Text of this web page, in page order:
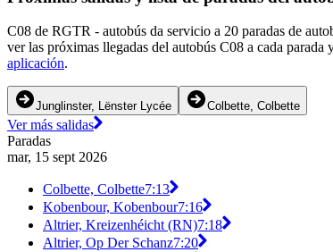
C08 de RGTR - autobús da servicio a 20 paradas de
ver las próximas llegadas del autobús C08 a cada
aplicación.
Junglinster, Lënster Lycée Colbette, Colbette
Ver más salidas
Paradas
mar, 15 sept 2026
Colbette, Colbette7:13
Kobenbour, Kobenbour7:16
Altrier, Kreizenhéicht (RN)7:18
Altrier, Op Der Schanz7:20